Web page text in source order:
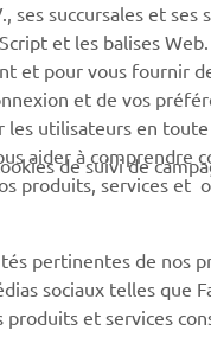
de pièces
sur la gestion
usagées
ses succursales et ses
et les balises
et pour vous fournir
et de vos
les utilisateurs en toute
aider à comprendre
produits, services et
de suivi de
pertinentes de nos
sociaux telles que
et services